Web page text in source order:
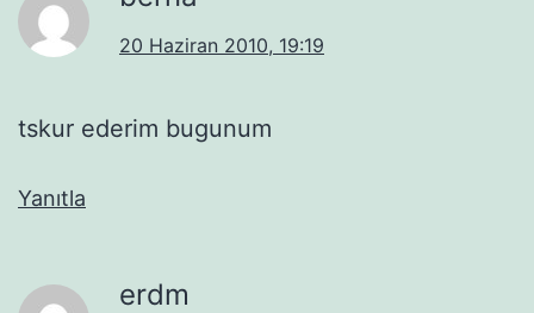
20 Haziran 2010, 19:19
tskur ederim bugunum
Yanıtla
erdm